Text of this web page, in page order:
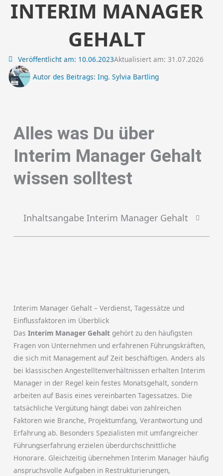
INTERIM MANAGER
GEHALT
Veröffentlicht am: 10.06.2023Aktualisiert am: 31.07.2026
Autor des Beitrags: Ing. Sylvia Bartling
Alles was Du über
Interim Manager Gehalt
wissen solltest
Inhaltsangabe Interim Manager Gehalt
Interim Manager Gehalt – Verdienst, Tagessätze und
Einflussfaktoren im Überblick
DasInterim Manager Gehalt gehört zu den häufigsten
Fragen von Unternehmen und erfahrenen Führungskräften,
die sich mit Management auf Zeit beschäftigen. Anders als
bei klassischen Angestelltenverhältnissen erhalten Interim
Manager in der Regel kein festes Monatsgehalt, sondern
arbeiten auf Basis eines vereinbarten Tagessatzes. Die
tatsächliche Vergütung hängt dabei von zahlreichen
Faktoren wie Branche, Projektumfang, Verantwortung und
Erfahrung ab. Besonders Spezialisten mit umfangreicher
Führungserfahrung erzielen überdurchschnittliche
Honorare. Gleichzeitig übernehmen Interim Manager häufig
anspruchsvolle Aufgaben in Restrukturierungen,